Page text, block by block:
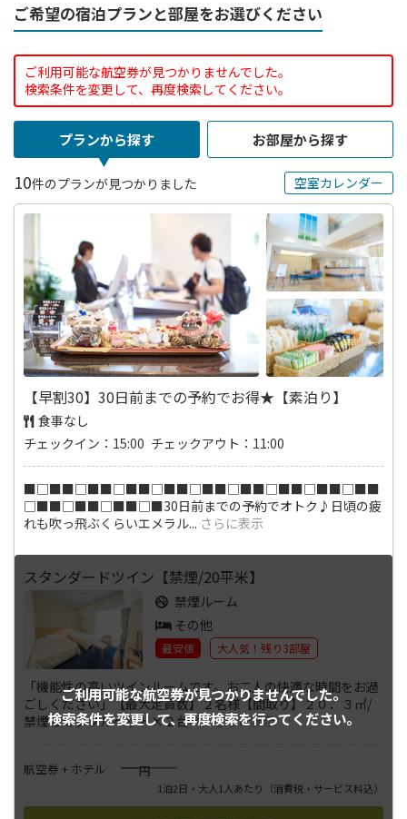
ご希望の宿泊プランと部屋をお選びください
ご利用可能な航空券が見つかりませんでした。
検索条件を変更して、再度検索してください。
プランから探す お部屋から探す
10件のプランが見つかりました 空室カレンダー
【早割30】30日前までの予約でお得★【素泊り】
食事なし
チェックイン：15:00 チェックアウト：11:00
■□■■□■■□■■□■■□■■□■■□■■□■■□■■
□■■□■■□■■□■30日前までの予約でオトク♪日頃の疲
れも吹っ飛ぶくらいエメラル... さらに表示
ご利用可能な航空券が見つかりませんでした。
検索条件を変更して、再度検索を行ってください。
スタンダードツイン【禁煙/20平米】
禁煙ルーム
その他
最安値 大人気！残り3部屋
「機能性の高いツインルームです。お二人の快適な時間をお過
ごしください」【最大定員数】２名様【間取り】２０．３㎡/
禁煙セミダブルベッド×２台ベ...さらに表示
航空券 + ホテル ――――円
1泊2日・大人1人あたり （消費税・サービス料込）